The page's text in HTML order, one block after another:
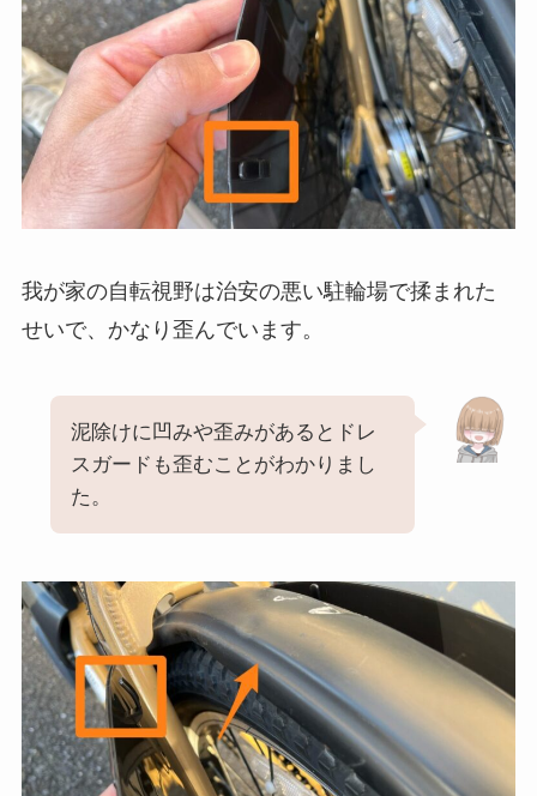
我が家の自転視野は治安の悪い駐輪場で揉まれた
せいで、かなり歪んでいます。
泥除けに凹みや歪みがあるとドレ
スガードも歪むことがわかりまし
た。